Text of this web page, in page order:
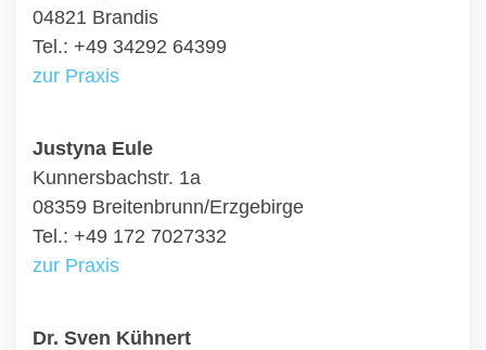
04821 Brandis
Tel.: +49 34292 64399
zur Praxis
Justyna Eule
Kunnersbachstr. 1a
08359 Breitenbrunn/Erzgebirge
Tel.: +49 172 7027332
zur Praxis
Dr. Sven Kühnert